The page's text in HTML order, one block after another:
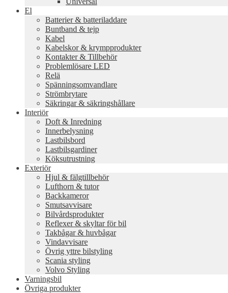
El
Batterier & batteriladdare
Buntband & tejp
Kabel
Kabelskor & krympprodukter
Kontakter & Tillbehör
Problemlösare LED
Relä
Spänningsomvandlare
Strömbrytare
Säkringar & säkringshållare
Interiör
Doft & Inredning
Innerbelysning
Lastbilsbord
Lastbilsgardiner
Köksutrustning
Exteriör
Hjul & fälgtillbehör
Lufthorn & tutor
Backkameror
Smutsavvisare
Bilvårdsprodukter
Reflexer & skyltar för bil
Takbågar & huvbågar
Vindavvisare
Övrig yttre bilstyling
Scania styling
Volvo Styling
Varningsbil
Övriga produkter